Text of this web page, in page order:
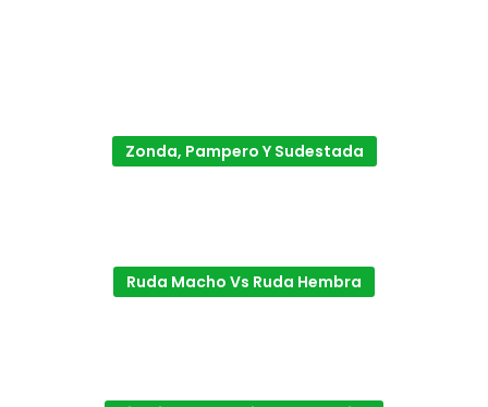
Zonda, Pampero Y Sudestada
Ruda Macho Vs Ruda Hembra